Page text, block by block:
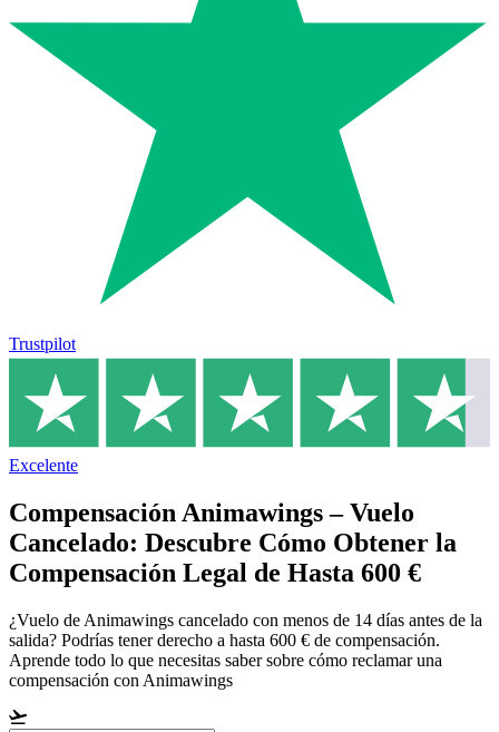
Trustpilot
Excelente
Compensación Animawings – Vuelo
Cancelado: Descubre Cómo Obtener la
Compensación Legal de Hasta 600 €
¿Vuelo de Animawings cancelado con menos de 14 días antes de la
salida? Podrías tener derecho a hasta 600 € de compensación.
Aprende todo lo que necesitas saber sobre cómo reclamar una
compensación con Animawings